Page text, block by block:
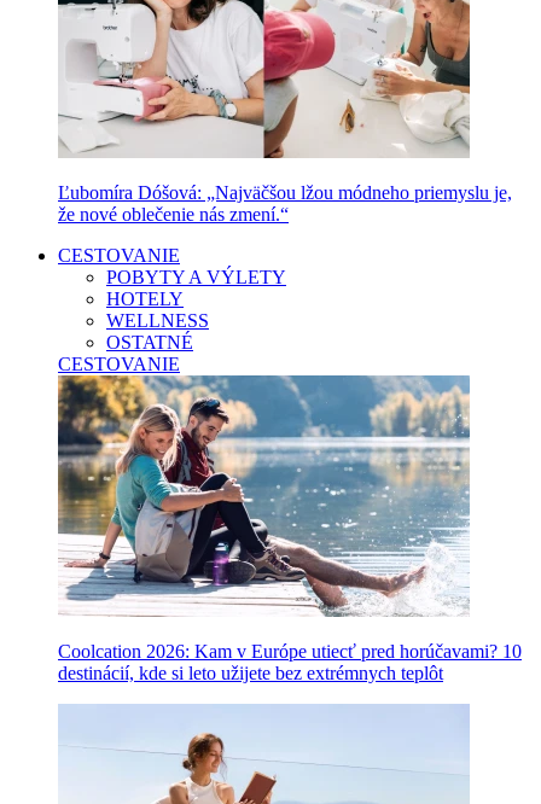
Ľubomíra Dóšová: „Najväčšou lžou módneho priemyslu je,
že nové oblečenie nás zmení.“
CESTOVANIE
POBYTY A VÝLETY
HOTELY
WELLNESS
OSTATNÉ
CESTOVANIE
Coolcation 2026: Kam v Európe utiecť pred horúčavami? 10
destinácií, kde si leto užijete bez extrémnych teplôt